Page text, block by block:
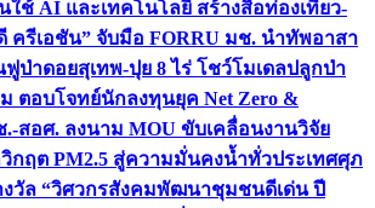
ใช้ AI และเทคโนโลยี สร้างสื่อท่องเที่ยว-
ครีเอชัน” จับมือ FORRU มช. นำทัพอาสา
ฟูป่าดอยสุเทพ-ปุย 8 ไร่ โชว์โมเดลปลูกป่า
ตอบโจทย์นักลงทุนยุค Net Zero &
สอศ. ลงนาม MOU ขับเคลื่อนงานวิจัย
กฤต PM2.5 สู่ความมั่นคงน้ำทั่วประเทศศุภ
วัล “วิศวกรสังคมพัฒนาชุมชนดีเด่น ปี